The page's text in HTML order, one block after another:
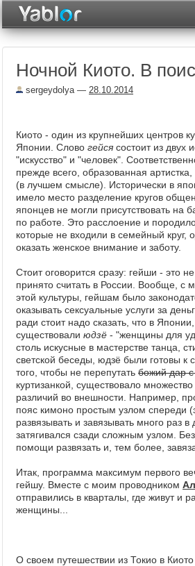
Неделя
Архив
Фототоп
Видеотоп
Ночной Киото. В
sergeydolya— 28.10.2014
Киото - один из крупнейших центров
Японии. Слово гейся состоит из двух
"искусство" и "человек".
прежде всего, образованная
(в лучшем смысле). Исторически в
имело место разделение кругов
японцев не могли присутствовать на
по работе. Это расслоение и
которые не входили в семейный круг,
оказать женское внимание и заботу.
Стоит оговорится сразу: гейши - это не
принято считать в России. Вообще, с
этой культуры, гейшам было
оказывать сексуальные услуги за
ради стоит надо сказать, что в
существовали юдзё - "женщины для
столь искусные в мастерстве танца,
светской беседы, юдзё были готовы к
того, чтобы не перепутать божий дар
куртизанкой, существовало
различий во внешности. Например,
пояс кимоно простым узлом спереди
развязывать и завязывать много раз
затягивался сзади сложным узлом.
помощи развязать и, тем более,
Итак, программа максимум первого
гейшу. Вместе с моим проводником
отправились в кварталы, где живут и
женщины...
О своем путешествии из Токио в